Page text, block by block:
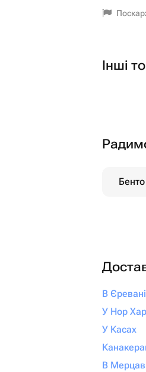
Інші
В Єревані
У Нор
У Касах
В